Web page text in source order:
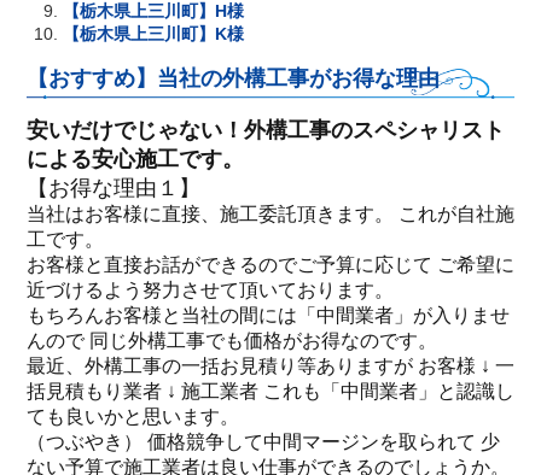
【栃木県上三川町】H様
【栃木県上三川町】K様
【おすすめ】当社の外構工事がお得な理由
安いだけでじゃない！外構工事のスペシャリスト
による安心施工です。
【お得な理由１】
当社はお客様に直接、施工委託頂きます。 これが自社施
工です。
お客様と直接お話ができるのでご予算に応じて ご希望に
近づけるよう努力させて頂いております。
もちろんお客様と当社の間には「中間業者」が入りませ
んので 同じ外構工事でも価格がお得なのです。
最近、外構工事の一括お見積り等ありますが お客様 ↓ 一
括見積もり業者 ↓ 施工業者 これも「中間業者」と認識し
ても良いかと思います。
（つぶやき） 価格競争して中間マージンを取られて 少
ない予算で施工業者は良い仕事ができるのでしょうか。